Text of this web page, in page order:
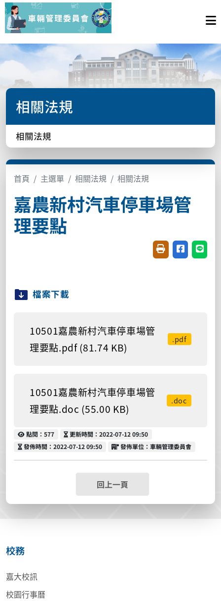
相關法規
相關法規
首頁 主選單 相關法規 相關法規
嘉農新村汽車停車場管
理要點
友善列印(開新視
分享至臉書
分享
檔案下載
10501嘉農新村汽車停車場管
理要點.pdf (81.74 KB)
.pdf
10501嘉農新村汽車停車場管
理要點.doc (55.00 KB)
.doc
點閱
點閱：577 更新時間
更新時間：2022-07-12 09:50
發佈時間
發佈時間：2022-07-12 09:50 發佈單位
發佈單位：車輛管理委員會
回上一頁
校務
嘉大校訊
校園行事曆